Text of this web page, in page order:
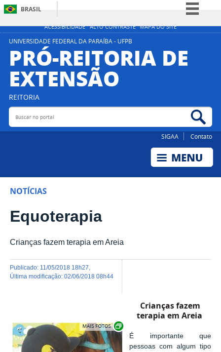
ACESSIBILIDADE ALTO CONTRASTE MAPA DO SITE
BRASIL
Simplifique!
Participe
UNIVERSIDADE FEDERAL DA PARAÍBA - UFPB
PRÓ-REITORIA DE
EXTENSÃO
REITORIA
Buscar no portal
SIGAA Contato
NOTÍCIAS
Equoterapia
Crianças fazem terapia em Areia
publicado: 11/05/2018 18h27
última modificação: 02/06/2018 08h44
Exibir carrossel de imagens
Crianças fazem
terapia em Areia
É importante que
pessoas com algum tipo